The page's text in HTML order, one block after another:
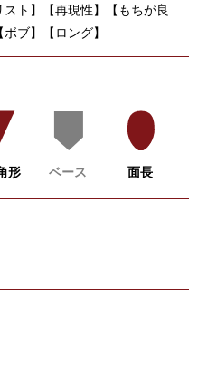
ト】【再現性】【もちが良
ブ】【ロング】
形 ベース 面長